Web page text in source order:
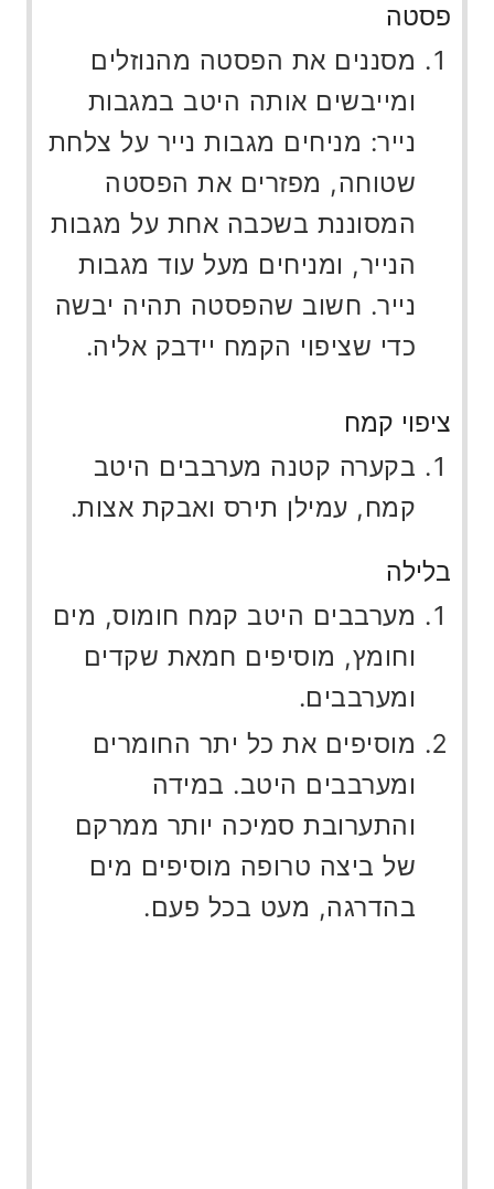
פסטה
מסננים את הפסטה מהנוזלים
ומייבשים אותה היטב במגבות
נייר: מניחים מגבות נייר על צלחת
שטוחה, מפזרים את הפסטה
המסוננת בשכבה אחת על מגבות
הנייר, ומניחים מעל עוד מגבות
נייר. חשוב שהפסטה תהיה יבשה
כדי שציפוי הקמח יידבק אליה.
ציפוי קמח
בקערה קטנה מערבבים היטב
קמח, עמילן תירס ואבקת אצות.
בלילה
מערבבים היטב קמח חומוס, מים
וחומץ, מוסיפים חמאת שקדים
ומערבבים.
מוסיפים את כל יתר החומרים
ומערבבים היטב. במידה
והתערובת סמיכה יותר ממרקם
של ביצה טרופה מוסיפים מים
בהדרגה, מעט בכל פעם.